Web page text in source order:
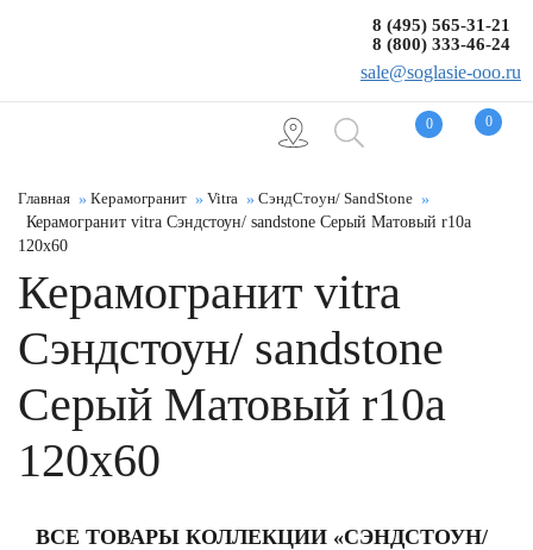
0 0
8 (495) 565-31-21
8 (800) 333-46-24
sale@soglasie-ooo.ru
Главная Керамогранит Vitra
СэндСтоун/ SandStone
Керамогранит vitra Сэндстоун/ sandstone Серый Матовый r10a
120x60
Керамогранит vitra
Сэндстоун/ sandstone
Серый Матовый r10a
120x60
ВСЕ ТОВАРЫ КОЛЛЕКЦИИ «СЭНДСТОУН/